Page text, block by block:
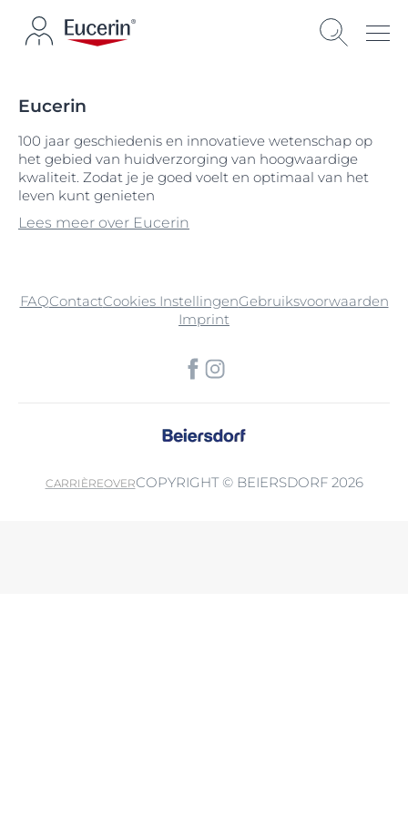
Eucerin
100 jaar geschiedenis en innovatieve wetenschap op
het gebied van huidverzorging van hoogwaardige
kwaliteit. Zodat je je goed voelt en optimaal van het
leven kunt genieten
Lees meer over Eucerin
FAQContactCookies InstellingenGebruiksvoorwaarden
Imprint
CARRIÈREOVERCOPYRIGHT © BEIERSDORF 2026